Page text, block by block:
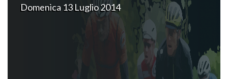
Domenica 13 Luglio 2014